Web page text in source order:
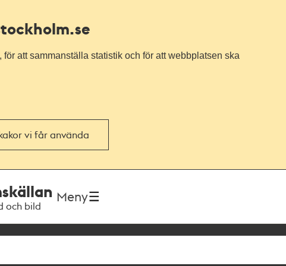
att sammanställa statistik och för att webbplatsen ska
vi får använda
och bild
Meny